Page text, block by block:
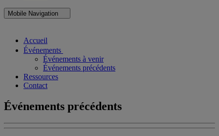
Mobile Navigation
Mobile
Navigation
Accueil
Événements
Événements à venir
Événements précédents
Ressources
Contact
Événements précédents